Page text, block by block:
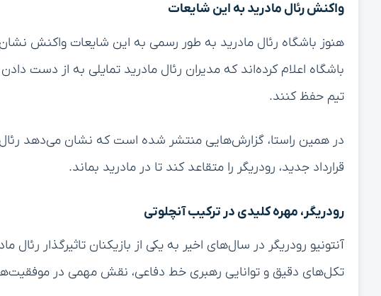
واکنش رئال مادرید به این شایعات
هنوز باشگاه رئال مادرید به طور رسمی به این شایعات واکنش
باشگاه اعلام کرده‌اند که مدیران رئال مادرید تمایلی به از دست
تیم حفظ کنند.
در همین راستا، گزارش‌هایی منتشر شده است که نشان می‌دهد رئال
قرارداد جدید، رودریگر را متقاعد کند تا در مادرید بماند.
رودریگر، مهره کلیدی در ترکیب آنچلوتی
آنتونیو رودریگر در سال‌های اخیر به یکی از بازیکنان تاثیرگذار
تکل‌های دقیق و توانایی رهبری خط دفاعی، نقش مهمی در